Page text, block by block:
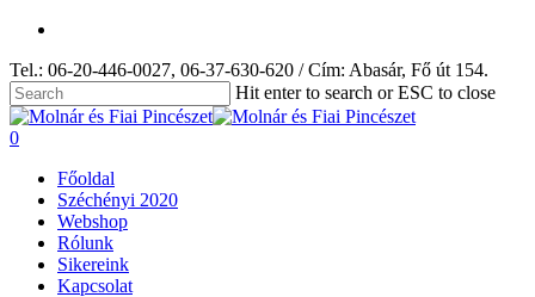
Skip
main
content
Tel.: 06-20-446-0027, 06-37-630-620 / Cím: Abasár, Fő út 154.
Hit enter to search or ESC to close
Close
Search
search
account
0
Főoldal
Széchényi 2020
Webshop
Rólunk
Sikereink
Kapcsolat